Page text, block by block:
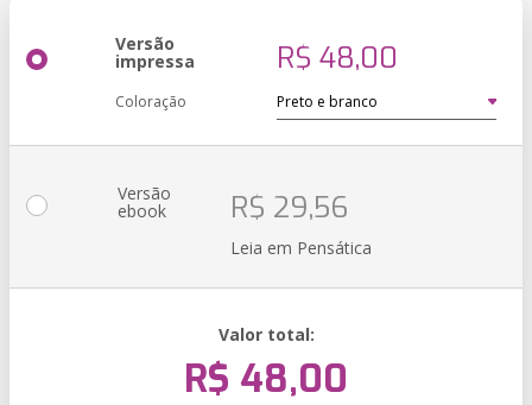
Versão
impressa R$ 48,00
Coloração
Versão
ebook R$ 29,56
Leia em Pensática
Valor total:
R$ 48,00